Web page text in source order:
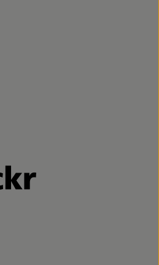
www.bioland.de/verbraucher
www.oekokiste.de/
www.facebook.com/lammertzhof/
https://www.instagram.com/
zu https://www.youtube.com/
Externer Link zu https://